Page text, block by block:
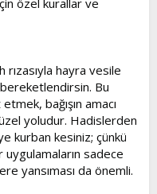
hayra vesile
bereketlendirsin. Bu
bağışın amacı
yoludur. Hadislerden
kurban kesiniz; çünkü
uygulamaların sadece
yansıması da önemli.